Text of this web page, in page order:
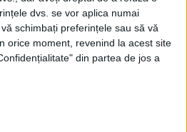
dvs. se vor aplica numai
schimbați preferințele sau să vă
orice moment, revenind la acest site
din partea de jos a